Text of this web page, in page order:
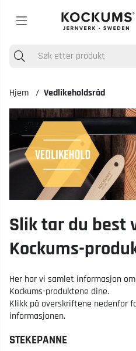
Hjem Vedlikeholdsråd
Slik tar du best
Kockums-
Her har vi samlet informasjon
Kockums-produktene dine.
Klikk på overskriftene nedenfor
informasjonen.
STEKEPANNE